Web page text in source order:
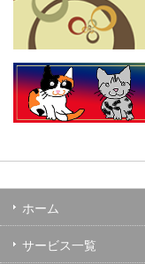
ホーム
サービス一覧